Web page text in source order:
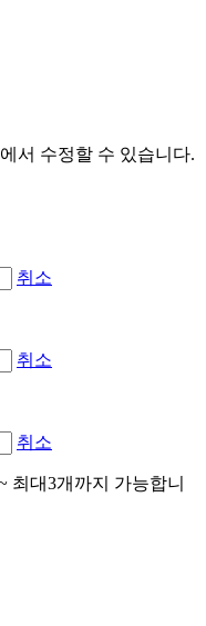
서 수정할 수 있습니다.
취소
취소
취소
최대3개까지 가능합니